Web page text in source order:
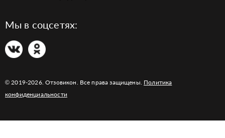
Мы в соцсетях:
© 2019-2026. Отзовикон. Все права защищены. Политика
конфиденциальности